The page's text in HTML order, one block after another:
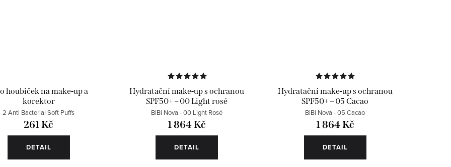
houbiček na make-up a
korektor
2 Anti Bacterial Soft Puffs
261 Kč
DETAIL
Hydratační make-up s ochranou
SPF50+ – 00 Light rosé
BiBi Nova - 00 Light Rosé
1 864 Kč
DETAIL
Hydratační make-up s ochranou
SPF50+ – 05 Cacao
BiBi Nova - 05 Cacao
1 864 Kč
DETAIL